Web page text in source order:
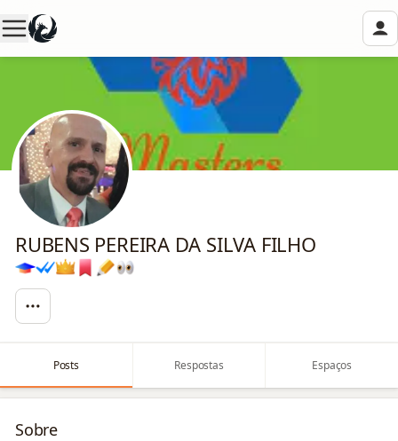
RUBENS PEREIRA DA SILVA FILHO
Posts Respostas Espaços
Sobre